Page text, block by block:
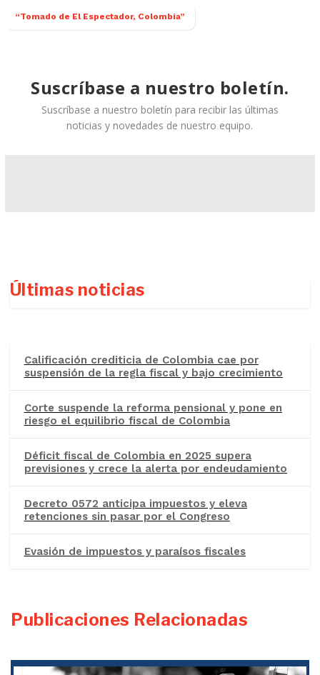
“Tomado de El Espectador, Colombia”
Suscríbase a nuestro boletín.
Suscríbase a nuestro boletín para recibir las últimas
noticias y novedades de nuestro equipo.
Últimas noticias
Calificación crediticia de Colombia cae por
suspensión de la regla fiscal y bajo crecimiento
Corte suspende la reforma pensional y pone en
riesgo el equilibrio fiscal de Colombia
Déficit fiscal de Colombia en 2025 supera
previsiones y crece la alerta por endeudamiento
Decreto 0572 anticipa impuestos y eleva
retenciones sin pasar por el Congreso
Evasión de impuestos y paraísos fiscales
Publicaciones Relacionadas